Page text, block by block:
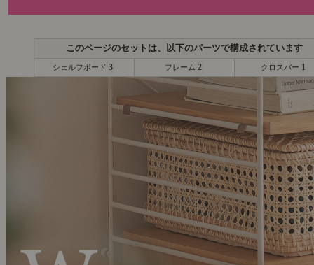
シェルフボード 3 フレーム 2 クロスバー 1